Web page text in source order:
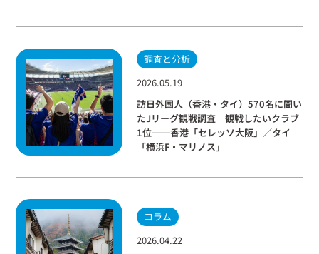
調査と分析
2026.05.19
訪日外国人（香港・タイ）570名に聞い
たJリーグ観戦調査 観戦したいクラブ
1位──香港「セレッソ大阪」／タイ
「横浜F・マリノス」
コラム
2026.04.22